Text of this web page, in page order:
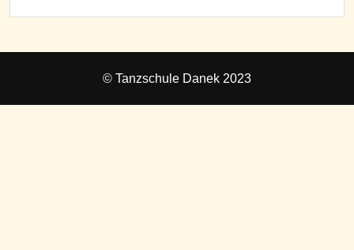
© Tanzschule Danek 2023